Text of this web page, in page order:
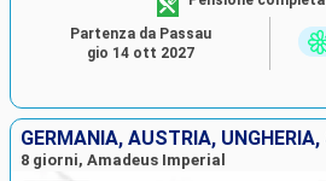
Partenza da Passau
gio 14 ott 2027
8 giorni, Amadeus Imperial